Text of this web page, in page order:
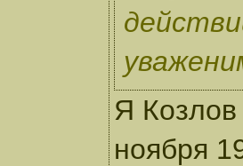
Я Козлов
ноября